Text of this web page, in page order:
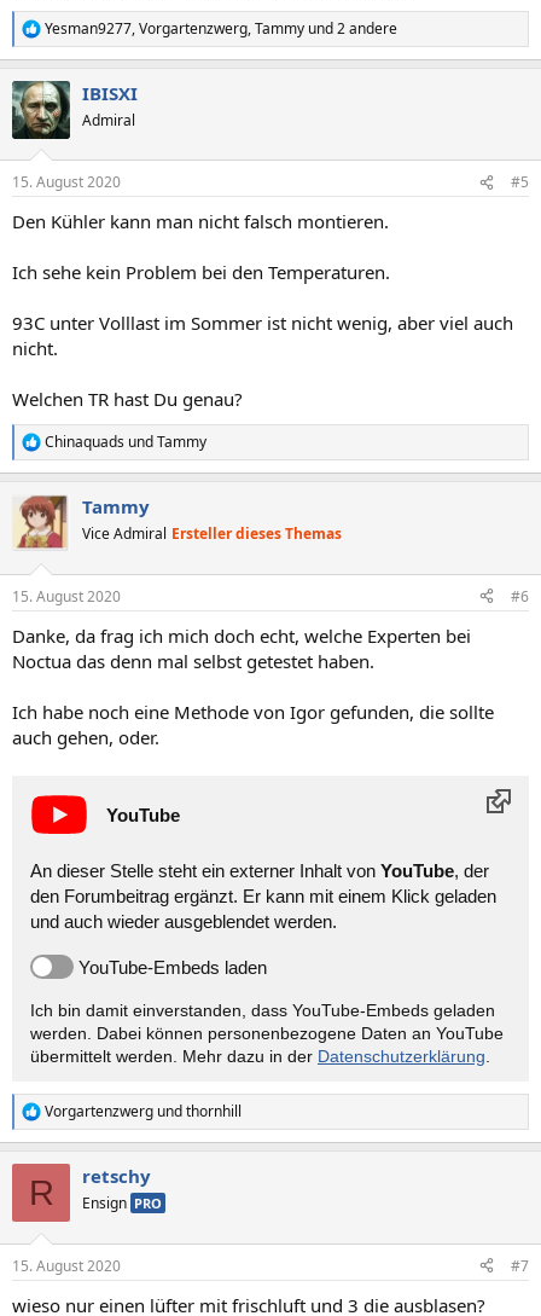
R
e
k
t
i
e
:
Yesman9277,Vorgartenzwerg,Tammy und 2 andere
IBISXI
Admiral
15. August 2020 #5
Den Kühler kann man nicht falsch montieren.
Ich sehe kein Problem bei den Temperaturen.
93C unter Volllast im Sommer ist nicht wenig, aber viel auch
nicht.
Welchen TR hast Du genau?
R
e
k
t
i
e
:
Chinaquads undTammy
Tammy
Vice Admiral Ersteller dieses Themas
15. August 2020 #6
Danke, da frag ich mich doch echt, welche Experten bei
Noctua das denn mal selbst getestet haben.
Ich habe noch eine Methode von Igor gefunden, die sollte
auch gehen, oder.
YouTube
An dieser Stelle steht ein externer Inhalt von YouTube, der
den Forumbeitrag ergänzt. Er kann mit einem Klick geladen
und auch wieder ausgeblendet werden.
YouTube-Embeds laden
Ich bin damit einverstanden, dass YouTube-Embeds geladen
werden. Dabei können personen­bezogene Daten an YouTube
übermittelt werden. Mehr dazu in der Datenschutzerklärung
R
e
e
Vorgartenzwerg undthornhill
R retschy
Ensign PRO
15. August 2020 #7
wieso nur einen lüfter mit frischluft und 3 die ausblasen?